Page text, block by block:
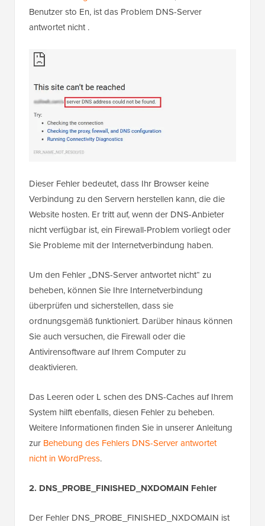
Benutzer sto En, ist das Problem DNS-Server
antwortet nicht .
Dieser Fehler bedeutet, dass Ihr Browser keine
Verbindung zu den Servern herstellen kann, die die
Website hosten. Er tritt auf, wenn der DNS-Anbieter
nicht verfügbar ist, ein Firewall-Problem vorliegt oder
Sie Probleme mit der Internetverbindung haben.
Um den Fehler „DNS-Server antwortet nicht“ zu
beheben, können Sie Ihre Internetverbindung
überprüfen und sicherstellen, dass sie
ordnungsgemäß funktioniert. Darüber hinaus können
Sie auch versuchen, die Firewall oder die
Antivirensoftware auf Ihrem Computer zu
deaktivieren.
Das Leeren oder L schen des DNS-Caches auf Ihrem
System hilft ebenfalls, diesen Fehler zu beheben.
Weitere Informationen finden Sie in unserer Anleitung
zur Behebung des Fehlers DNS-Server antwortet
nicht in WordPress.
2. DNS_PROBE_FINISHED_NXDOMAIN Fehler
Der Fehler DNS_PROBE_FINISHED_NXDOMAIN ist